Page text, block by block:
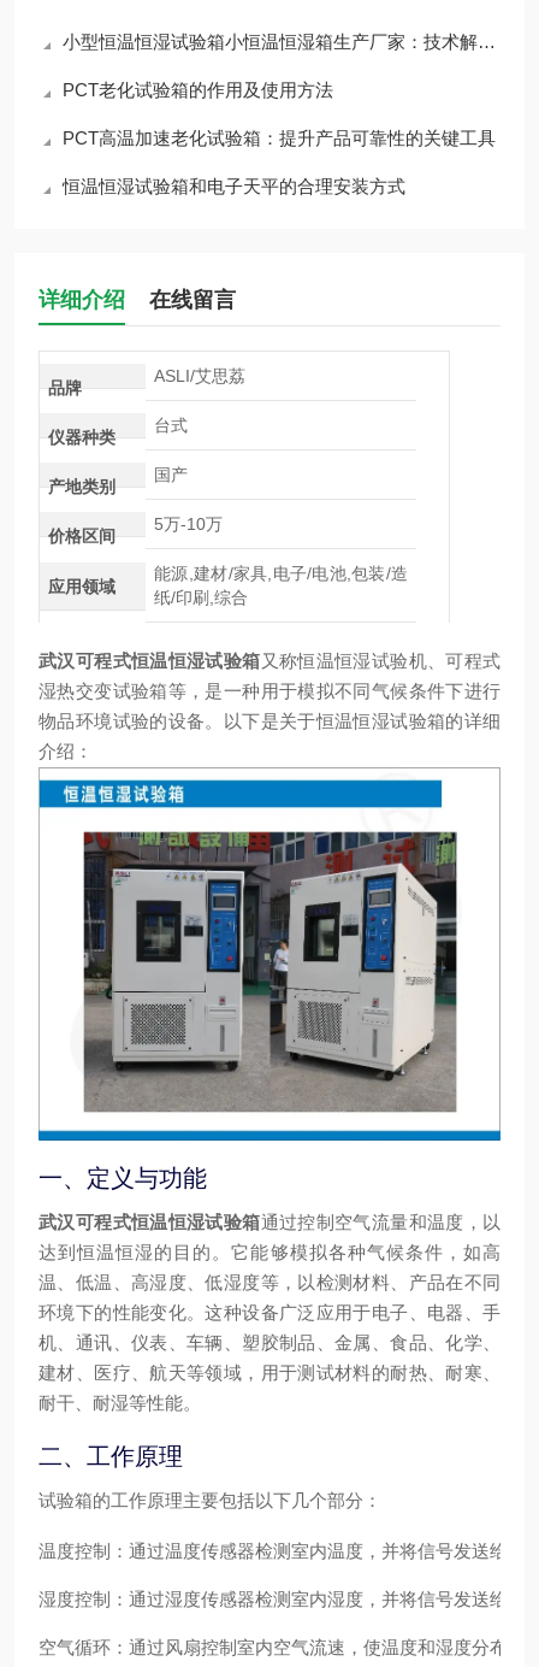
小型恒温恒湿试验箱小恒温恒湿箱生产厂家：技术解析与选购指南
PCT老化试验箱的作用及使用方法
PCT高温加速老化试验箱：提升产品可靠性的关键工具
恒温恒湿试验箱和电子天平的合理安装方式
详细介绍 在线留言
品牌
ASLI/艾思荔
仪器种类
台式
产地类别
国产
价格区间
5万-10万
应用领域
能源,建材/家具,电子/电池,包装/造
纸/印刷,综合
武汉可程式恒温恒湿试验箱又称恒温恒湿试验机、可程式
湿热交变试验箱等，是一种用于模拟不同气候条件下进行
物品环境试验的设备。以下是关于恒温恒湿试验箱的详细
介绍：
一、定义与功能
武汉可程式恒温恒湿试验箱通过控制空气流量和温度，以
达到恒温恒湿的目的。它能够模拟各种气候条件，如高
温、低温、高湿度、低湿度等，以检测材料、产品在不同
环境下的性能变化。这种设备广泛应用于电子、电器、手
机、通讯、仪表、车辆、塑胶制品、金属、食品、化学、
建材、医疗、航天等领域，用于测试材料的耐热、耐寒、
耐干、耐湿等性能。
二、工作原理
试验箱的工作原理主要包括以下几个部分：
温度控制 ：通过温度传感器检测室内温度，并将信号发送给
湿度控制 ：通过湿度传感器检测室内湿度，并将信号发送给
空气循环 ：通过风扇控制室内空气流速，使温度和湿度分布更